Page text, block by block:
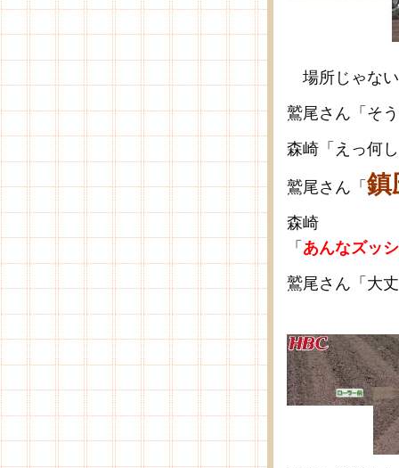
場所じゃな
鷲尾さん「そ
森崎「えっ何
鷲尾さん「 鎮
森崎
「 あんなズッ
鷲尾さん「大